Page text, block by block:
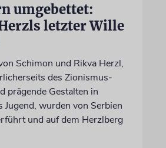
umgebettet:
letzter Wille
Schimon und Rikva Herzl,
des Zionismus-
prägende Gestalten in
Jugend, wurden von Serbien
und auf dem Herzlberg